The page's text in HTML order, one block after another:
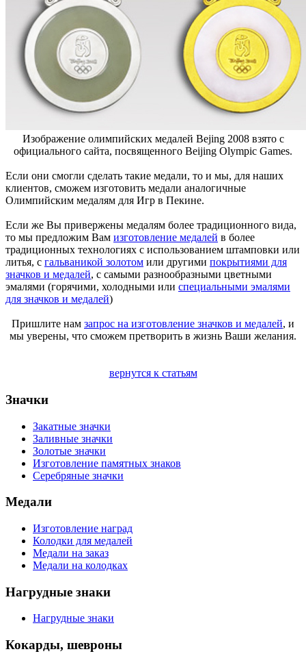
Изображение олимпийских медалей Bejing 2008 взято с
официального сайта, посвященного Beijing Olympic Games.
Если они смогли сделать такие медали, то и мы, для наших
клиентов, сможем изготовить медали аналогичные
Олимпийским медалям для Игр в Пекине.
Если же Вы привержены медалям более традиционного вида,
то мы предложим Вам изготовление медалей в более
традиционных технологиях с использованием штамповки или
литья, с гальваникой золотом или другими покрытиями для
значков и медалей, с самыми разнообразными цветными
эмалями (горячими, холодными или специальными эмалями
для значков и медалей)
Пришлите нам запрос на изготовление значков и медалей, и
мы уверены, что сможем претворить в жизнь Ваши желания.
вернутся к статьям
Значки
Закатные значки
Заливные значки
Золотые значки
Изготовление памятных знаков
Серебряные значки
Медали
Изготовление наград
Колодки для медалей
Медали на заказ
Медали на колодках
Нагрудные знаки
Нагрудные знаки
Кокарды, шевроны